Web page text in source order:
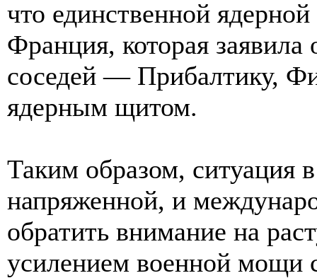
что единственной
Франция, которая заявила
соседей — Прибалтику,
ядерным щитом.
Таким образом, ситуация
напряженной, и
обратить внимание на
усилением военной мощи